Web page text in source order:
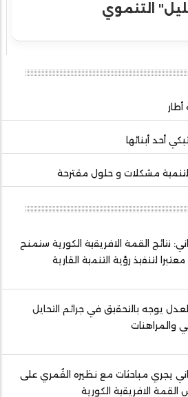
التنموي
أحد أبنائها
مشكلات و حلول مقترحة
نتائج القمة الافريقية الكورية ستمنح
لتنفيذ رؤية التنمية القارية
يوجه بالتحقيق في جرائم التحايل
والمراهنات
يجري مباحثات مع نظيره القُمري على
الافريقية الكورية